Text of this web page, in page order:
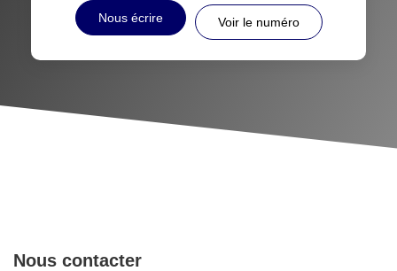
Nous écrire Voir le numéro
Nous contacter